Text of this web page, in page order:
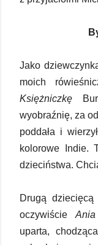
Jako
moich
Księżniczkę
wyobraźnię, za
poddała i
kolorowe Indie.
dzieciństwa.
Drugą dziecięcą
oczywiście Ania
uparta,